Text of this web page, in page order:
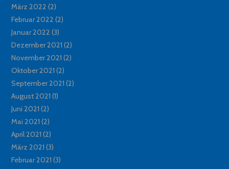
März 2022 (2)
Februar 2022 (2)
Januar 2022 (3)
Dezember 2021 (2)
November 2021 (2)
Oktober 2021 (2)
September 2021 (2)
August 2021 (1)
Juni 2021 (2)
Mai 2021 (2)
April 2021 (2)
März 2021 (3)
Februar 2021 (3)